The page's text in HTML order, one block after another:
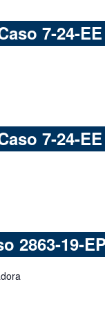
7-24-EE
7-24-EE
2863-19-